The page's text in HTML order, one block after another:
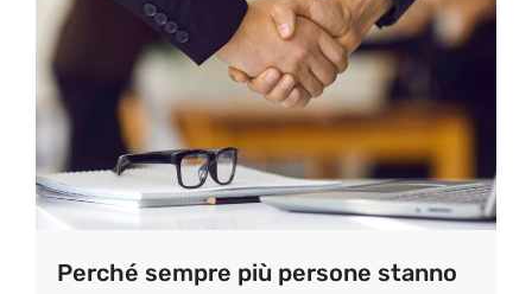
Perché sempre più persone stanno